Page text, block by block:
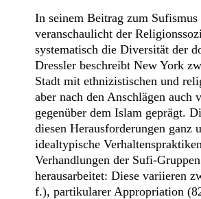
In seinem Beitrag zum
veranschaulicht der
systematisch die Diversität der
Dressler beschreibt New York
Stadt mit ethnizistischen und
aber nach den Anschlägen auch
gegenüber dem Islam geprägt.
diesen Herausforderungen
idealtypische
Verhandlungen der Sufi-
herausarbeitet: Diese variieren
f.), partikularer Appropriation